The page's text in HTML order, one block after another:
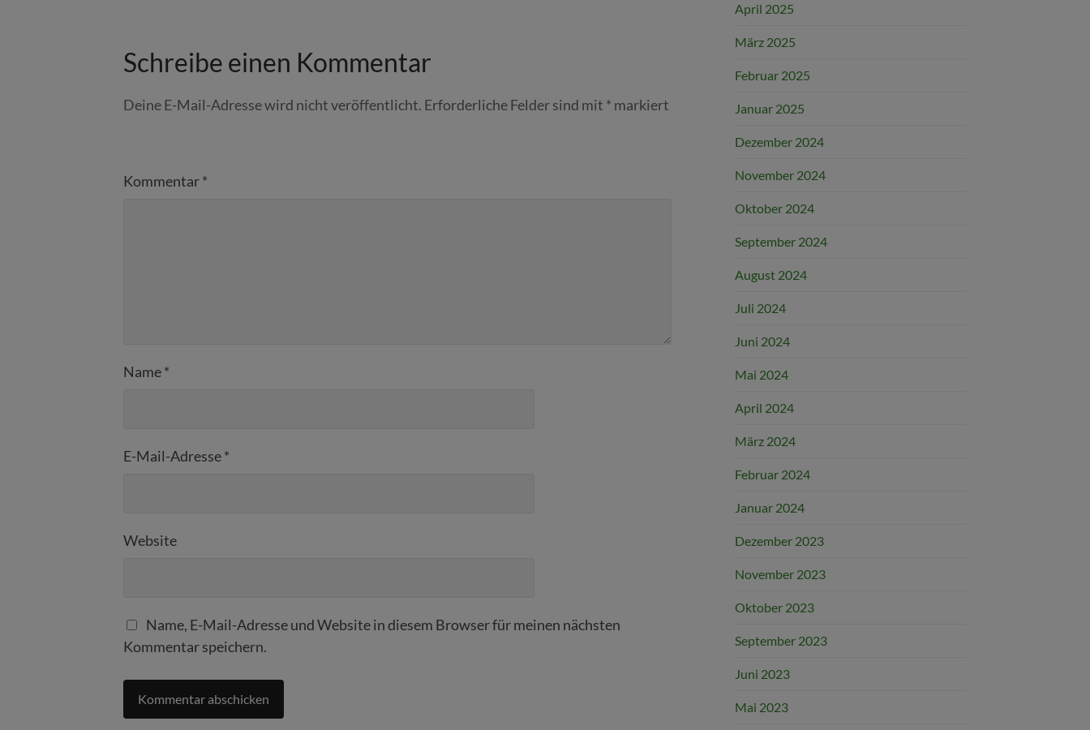
Schreibe einen Kommentar
Deine E-Mail-Adresse wird nicht veröffentlicht. Erforderliche Felder sind mit * markiert
Kommentar*
Name*
E-Mail-Adresse*
Website
Name, E-Mail-Adresse und Website in diesem Browser für meinen nächsten
Kommentar speichern.
April 2025
März 2025
Februar 2025
Januar 2025
Dezember 2024
November 2024
Oktober 2024
September 2024
August 2024
Juli 2024
Juni 2024
Mai 2024
April 2024
März 2024
Februar 2024
Januar 2024
Dezember 2023
November 2023
Oktober 2023
September 2023
Juni 2023
Mai 2023